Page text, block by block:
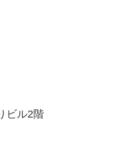
ビル2階